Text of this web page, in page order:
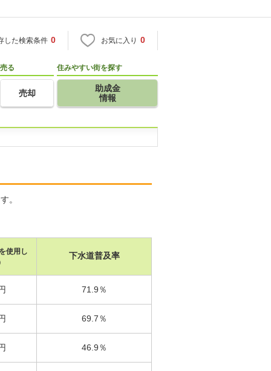
した検索条件 0 お気に入り 0
売る
売却
住みやすい街を探す
助成金
情報
。
使用し
下水道普及率
71.9％
69.7％
46.9％